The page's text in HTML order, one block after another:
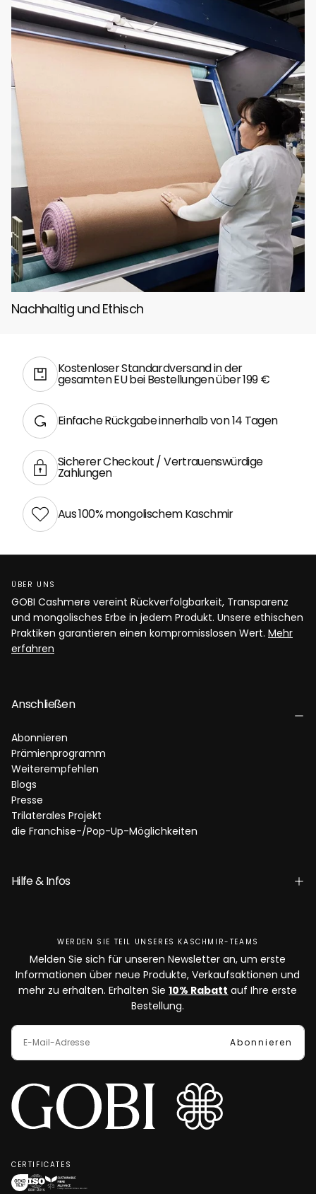
Nachhaltig und Ethisch
Kostenloser Standardversand in der
gesamten EU bei Bestellungen über 199 €
Einfache Rückgabe innerhalb von 14 Tagen
Sicherer Checkout / Vertrauenswürdige
Zahlungen
Aus 100% mongolischem Kaschmir
ÜBER UNS
GOBI Cashmere vereint Rückverfolgbarkeit, Transparenz
und mongolisches Erbe in jedem Produkt. Unsere ethischen
Praktiken garantieren einen kompromisslosen Wert. Mehr
erfahren
Anschließen
Abonnieren
Prämienprogramm
Weiterempfehlen
Blogs
Presse
Trilaterales Projekt
die Franchise-/Pop-Up-Möglichkeiten
Hilfe & Infos
WERDEN SIE TEIL UNSERES KASCHMIR-TEAMS
Melden Sie sich für unseren Newsletter an, um erste
Informationen über neue Produkte, Verkaufsaktionen und
mehr zu erhalten. Erhalten Sie10% Rabatt auf Ihre erste
Bestellung.
E-
MAIL
Abonnieren
CERTIFICATES
OEKO-
ISO SFA